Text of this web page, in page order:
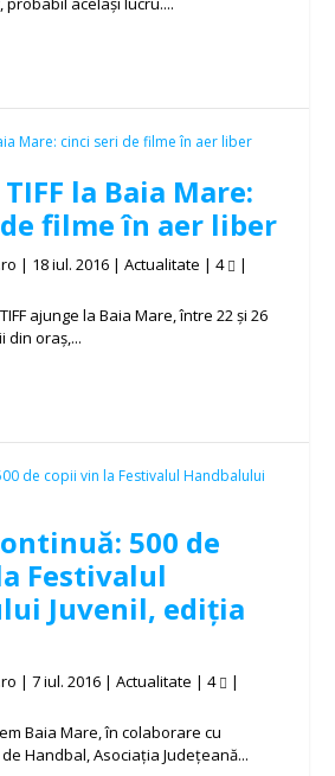
la Baia Mare:
filme în aer liber
| 18 iul. 2016 |Actualitate |4 |
ajunge la Baia Mare, între 22 și 26
din oraș,...
500 de
Festivalul
Juvenil, ediția
|7 iul. 2016 |Actualitate |4 |
Baia Mare, în colaborare cu
Handbal, Asociația Județeană...